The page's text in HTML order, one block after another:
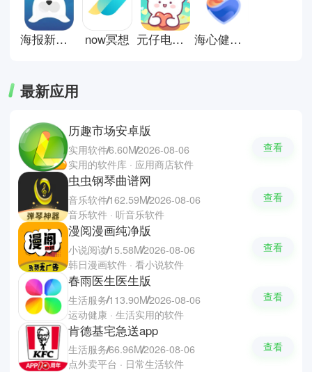
海报新闻客户端 now冥想 元仔电子宠物 海心健康app
最新应用
历趣市场安卓版
实用软件6.60M2026-08-06
实用的软件库 · 应用商店软件
查看
虫虫钢琴曲谱网
音乐软件162.59M2026-08-06
音乐软件 · 听音乐软件
查看
漫阅漫画纯净版
小说阅读15.58M2026-08-06
韩日漫画软件 · 看小说软件
查看
春雨医生医生版
生活服务113.90M2026-08-06
运动健康 · 生活实用的软件
查看
肯德基宅急送app
生活服务66.96M2026-08-06
点外卖平台 · 日常生活软件
查看